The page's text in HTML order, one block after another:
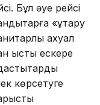
Бұл әуе рейсі
«құтқару
ахуал
қысты ескере
көрсетуге